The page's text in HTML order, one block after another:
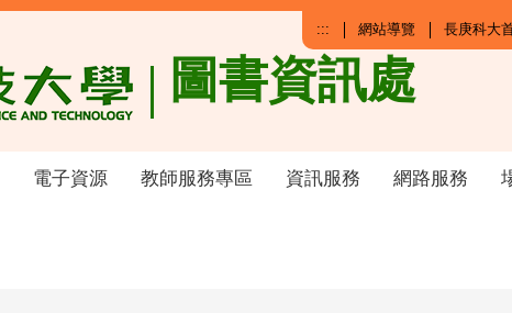
圖書資訊處
::: 網站導覽 長庚科大
電子資源 教師服務專區 資訊服務 網路服務